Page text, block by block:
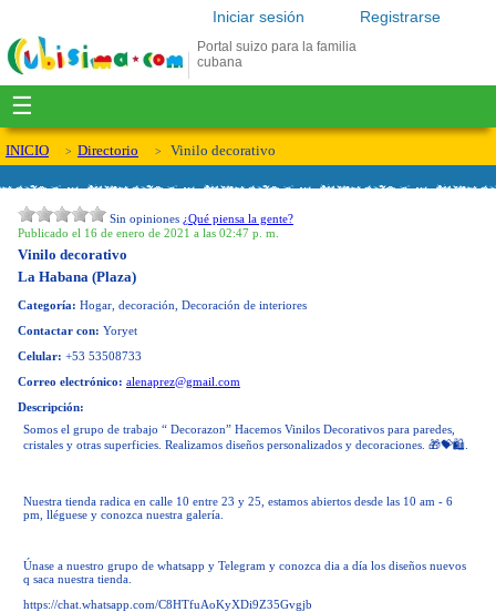
Registrarse
Iniciar sesión
Portal suizo para la familia
cubana
☰
INICIO Directorio Vinilo decorativo
Sin opiniones ¿Qué piensa la gente?
Publicado el 16 de enero de 2021 a las 02:47 p. m.
Vinilo decorativo
La Habana (Plaza)
Categoría: Hogar, decoración, Decoración de interiores
Contactar con: Yoryet
Celular: +53 53508733
Correo electrónico: alenaprez@gmail.com
Descripción:
Somos el grupo de trabajo “ Decorazon” Hacemos Vinilos Decorativos para paredes,
cristales y otras superficies. Realizamos diseños personalizados y decoraciones. 🎁💝🛍.
Nuestra tienda radica en calle 10 entre 23 y 25, estamos abiertos desde las 10 am - 6
pm, lléguese y conozca nuestra galería.
Únase a nuestro grupo de whatsapp y Telegram y conozca dia a día los diseños nuevos
q saca nuestra tienda.
https://chat.whatsapp.com/C8HTfuAoKyXDi9Z35Gvgjb